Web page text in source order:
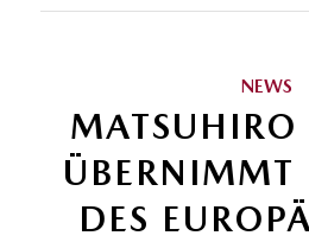
NEWS
ÜBERNIMMT
DES